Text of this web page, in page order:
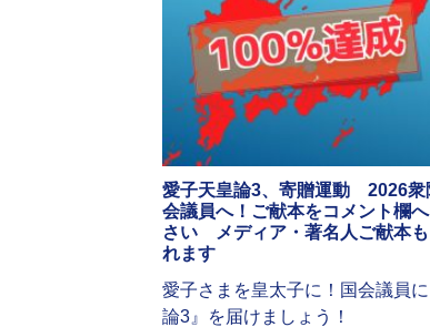
愛子天皇論3、寄贈運動 2026衆
会議員へ！ご献本をコメント欄
さい メディア・著名人ご献本も
れます
愛子さまを皇太子に！国会議員
論3』を届けましょう！